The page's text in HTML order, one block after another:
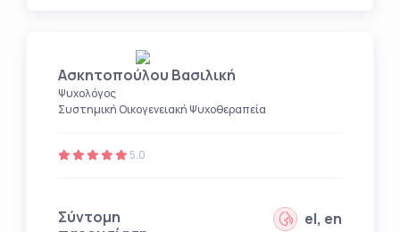
Ασκητοπούλου Βασιλική
Ψυχολόγος
Συστημική Οικογενειακή Ψυχοθεραπεία
5.0
Σύντομη
el, en